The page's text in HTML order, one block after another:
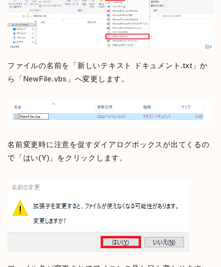
ファイルの名前を「新しいテキスト ドキュメント.txt」か
ら「NewFile.vbs」へ変更します。
名前変更時に注意を促すダイアログボックスが出てくるの
で「はい(Y)」をクリックします。